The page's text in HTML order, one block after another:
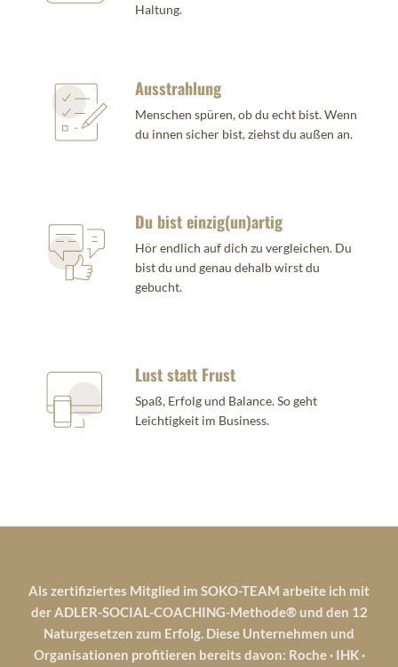
Haltung.
Ausstrahlung
Menschen spüren, ob du echt bist. Wenn
du innen sicher bist, ziehst du außen an.
Du bist einzig(un)artig
Hör endlich auf dich zu vergleichen. Du
bist du und genau dehalb wirst du
gebucht.
Lust statt Frust
Spaß, Erfolg und Balance. So geht
Leichtigkeit im Business.
Als zertifiziertes Mitglied im SOKO-TEAM arbeite ich mit
der ADLER-SOCIAL-COACHING-Methode® und den 12
Naturgesetzen zum Erfolg. Diese Unternehmen und
Organisationen profitieren bereits davon: Roche · IHK ·